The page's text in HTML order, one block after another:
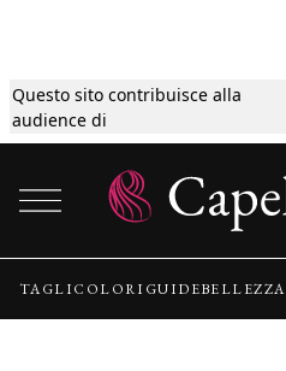
Questo sito contribuisce alla
audience di
Tagli
Colori
Guide
TAGLICOLORI GUIDEBELLEZZA